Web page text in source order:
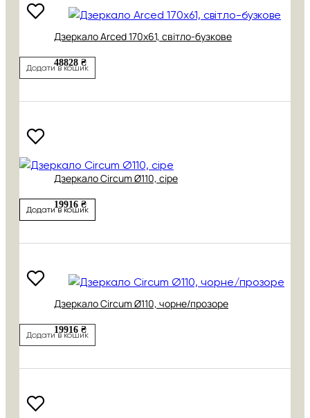
Дзеркало Arced 170х61, світло-бузкове
48828 ₴
Додати в кошик
Дзеркало Circum Ø110, сіре
19916 ₴
Додати в кошик
Дзеркало Circum Ø110, чорне/прозоре
19916 ₴
Додати в кошик